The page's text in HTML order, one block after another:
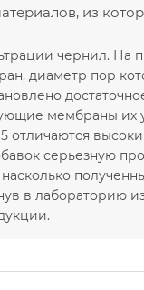
из
чернил. На
диаметр пор
мембраны их
отличаются
серьезную
в лабораторию